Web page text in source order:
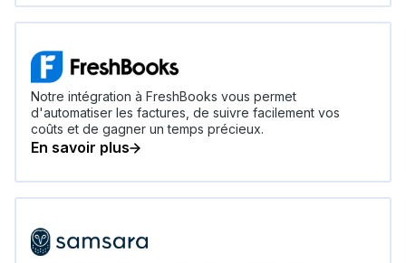
Notre intégration à FreshBooks vous permet
d'automatiser les factures, de suivre facilement vos
coûts et de gagner un temps précieux.
En savoir plus